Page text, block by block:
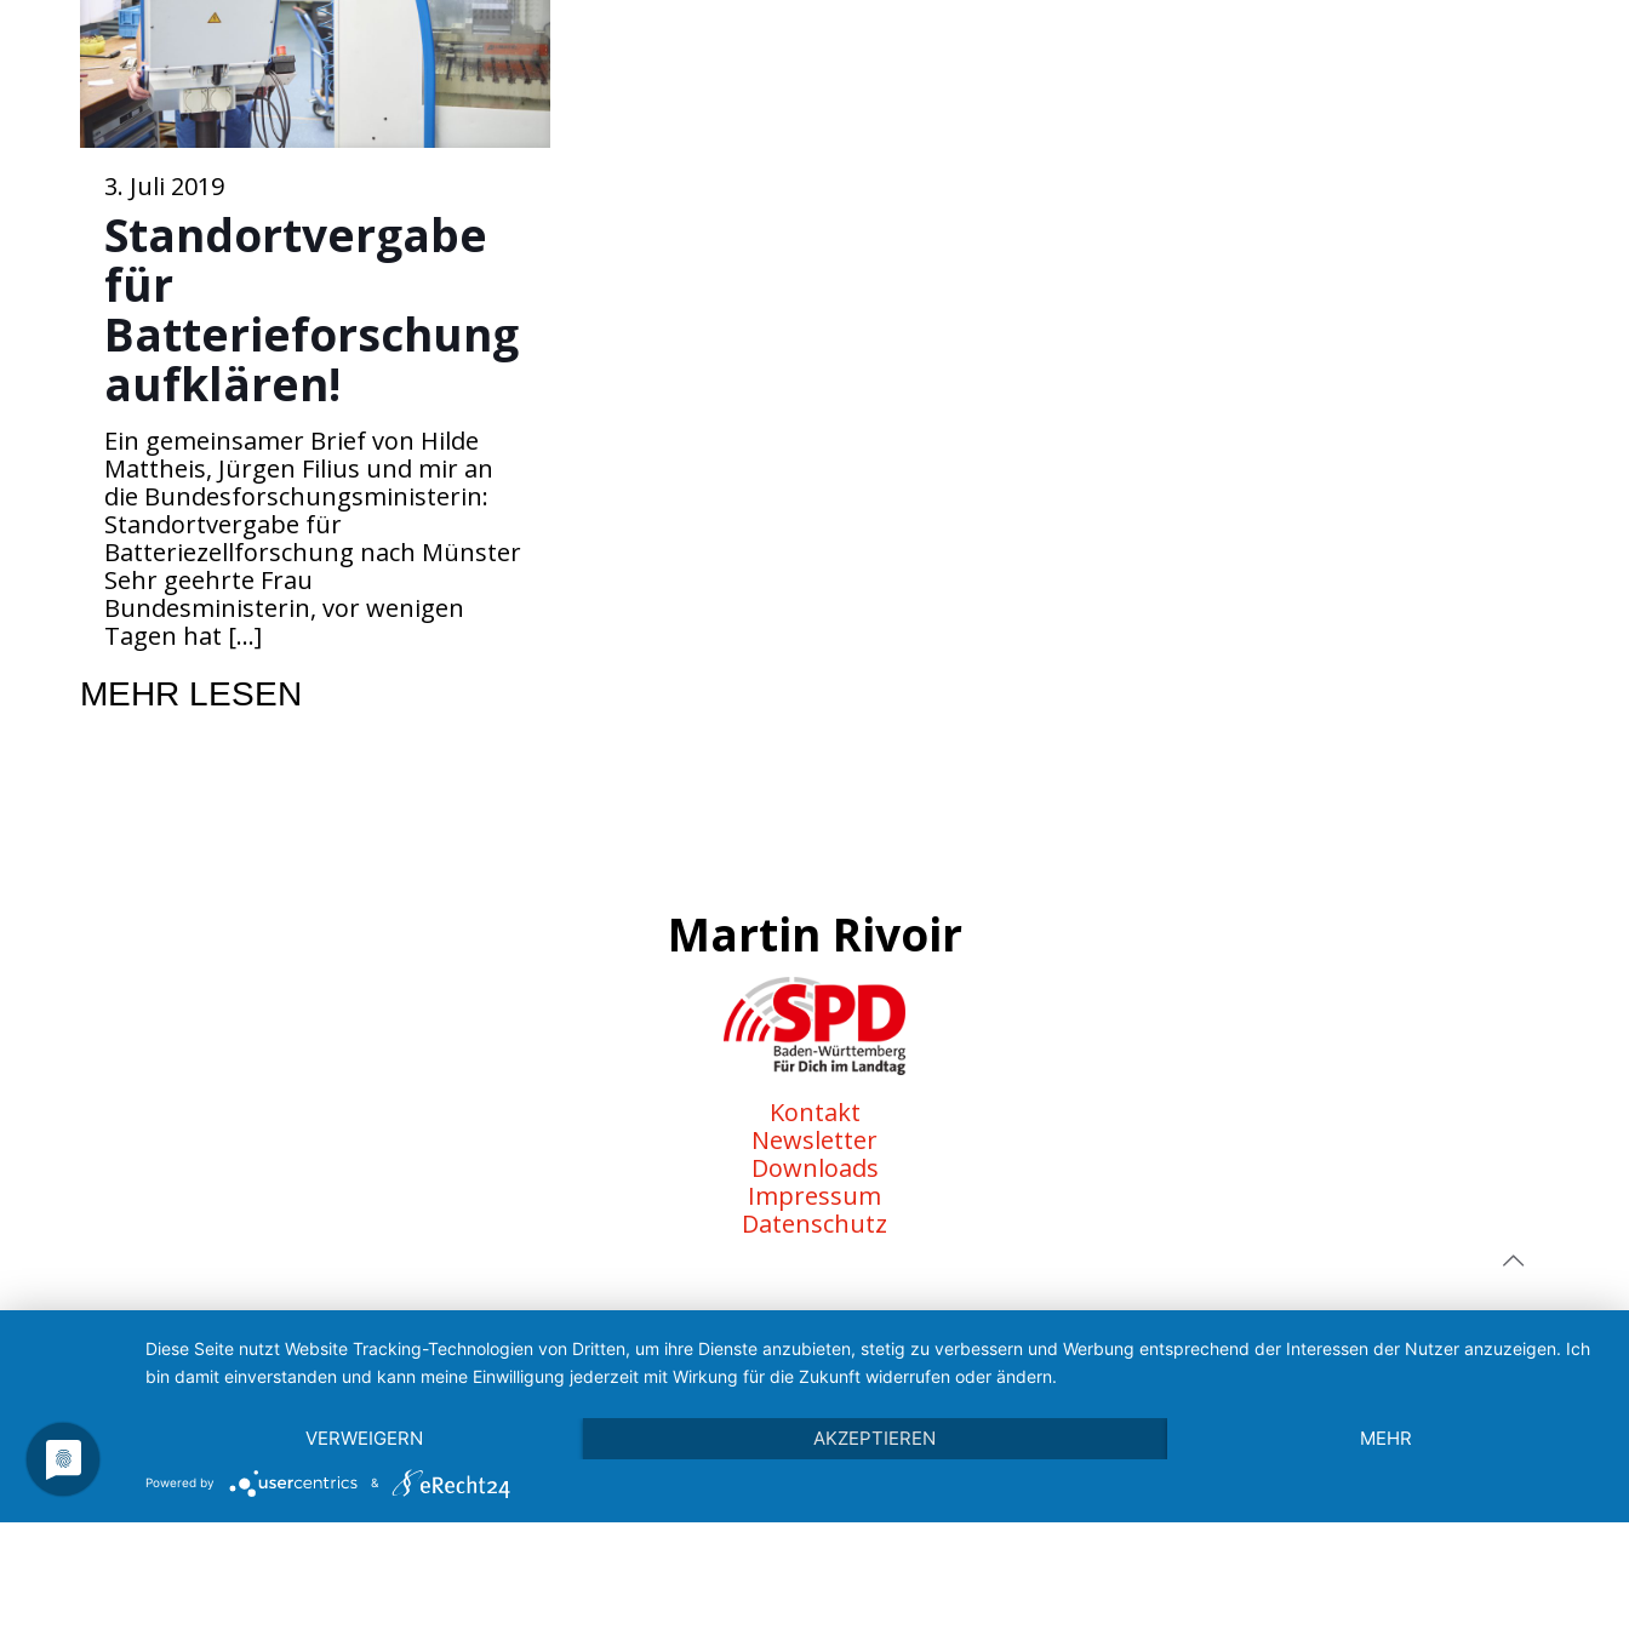
3. Juli 2019
Standortvergabe
für
Batterieforschung
aufklären!
Ein gemeinsamer Brief von Hilde
Mattheis, Jürgen Filius und mir an
die Bundesforschungsministerin:
Standortvergabe für
Batteriezellforschung nach Münster
Sehr geehrte Frau
Bundesministerin, vor wenigen
Tagen hat […]
MEHR LESEN
Martin Rivoir
Kontakt
Newsletter
Downloads
Impressum
Datenschutz
Diese Seite nutzt Website Tracking-Technologien von Dritten, um ihre Dienste anzubieten, stetig zu verbessern und Werbung entsprechend der Interessen der Nutzer anzuzeigen. Ich
bin damit einverstanden und kann meine Einwilligung jederzeit mit Wirkung für die Zukunft widerrufen oder ändern.
VERWEIGERN AKZEPTIEREN MEHR
Powered by &